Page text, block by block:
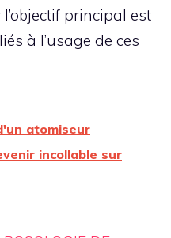
principal est
à l’usage de ces
atomiseur
incollable sur